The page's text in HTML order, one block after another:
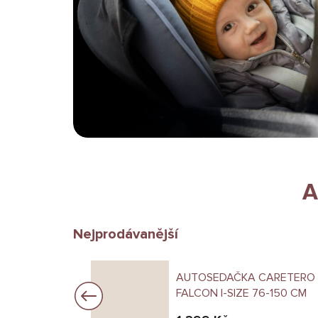
Nejprodávanější
AUTOSEDAČKA CARETERO
FALCON I-SIZE 76-150 CM